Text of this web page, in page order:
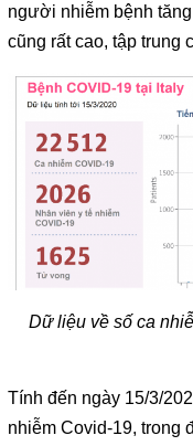
người nhiễm bệnh
cũng rất cao, tập trung
Dữ liệu về số ca
Tính đến ngày 15/3/
nhiễm Covid-19, trong